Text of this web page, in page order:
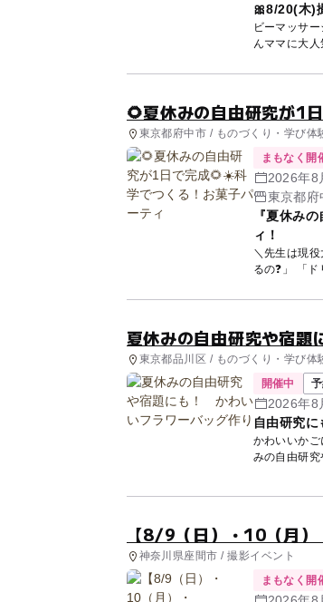
🎀8/20(木)
ビーマッサー
🌻夏休みの自由研究が1
東京都府中市 / ものづくり・学び体
まもなく開
2026年8
東京都府
『夏休み
ィ！
＼先生は現役大学
るの❓」 「
夏休みの自由研究や宿
東京都品川区 / ものづくり・学び体
開催中
2026年8
自由研究
かわいいか
みの自由研
【8/9（日）・10（月
神奈川県座間市 / 撮影イベント
まもなく開